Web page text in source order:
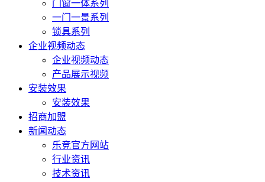
门窗一体系列
一门一景系列
锁具系列
企业视频动态
企业视频动态
产品展示视频
安装效果
安装效果
招商加盟
新闻动态
乐竞官方网站
行业资讯
技术资讯